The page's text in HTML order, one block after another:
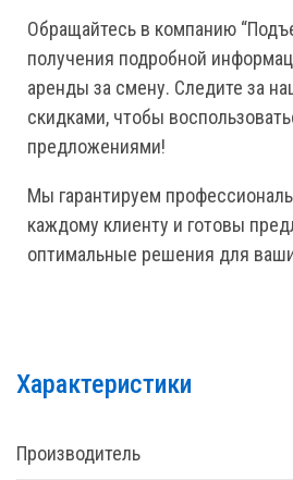
Обращайтесь в компанию
получения подробной
аренды за смену. Следите за
скидками, чтобы
предложениями!
Мы гарантируем
каждому клиенту и готовы
оптимальные решения для
Характеристики
Производитель